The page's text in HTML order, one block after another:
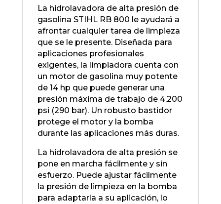
La hidrolavadora de alta presión de
gasolina STIHL RB 800 le ayudará a
afrontar cualquier tarea de limpieza
que se le presente. Diseñada para
aplicaciones profesionales
exigentes, la limpiadora cuenta con
un motor de gasolina muy potente
de 14 hp que puede generar una
presión máxima de trabajo de 4,200
psi (290 bar). Un robusto bastidor
protege el motor y la bomba
durante las aplicaciones más duras.
La hidrolavadora de alta presión se
pone en marcha fácilmente y sin
esfuerzo. Puede ajustar fácilmente
la presión de limpieza en la bomba
para adaptarla a su aplicación, lo